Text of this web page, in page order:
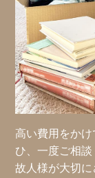
高い費用をか
ひ、一度ご相談
故人様が大切に